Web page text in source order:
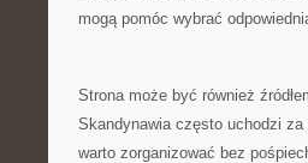
mogą pomóc wybrać
Strona może być również
Skandynawia często uchodzi
warto zorganizować bez